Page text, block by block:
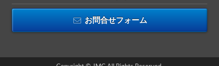
お問合せフォーム